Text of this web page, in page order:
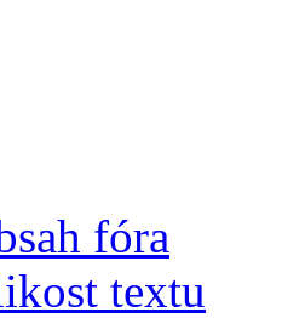
fóra
textu